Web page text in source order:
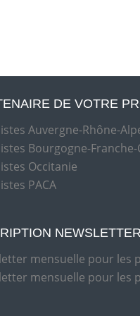
DE VOTRE
Auvergne-Rhône-
Bourgogne-
Occitanie
PACA
mensuelle pour les
mensuelle pour les